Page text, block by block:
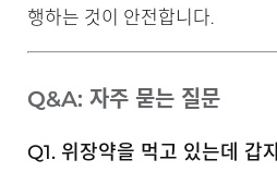
행하는 것이 안전합니다.
Q&A: 자주 묻는 질문
Q1. 위장약을 먹고 있는데 갑